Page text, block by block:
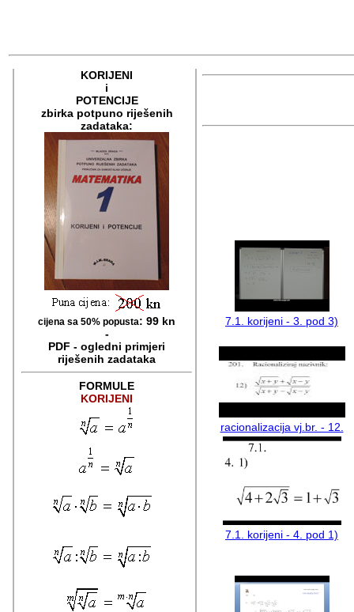
KORIJENI
i
POTENCIJE
zbirka potpuno riješenih
zadataka:
cijena sa 50% popusta: 99 kn
-
PDF - ogledni primjeri
riješenih zadataka
FORMULE
KORIJENI
7.1. korijeni - 3. pod 3)
racionalizacija vj.br. - 12.
7.1. korijeni - 4. pod 1)